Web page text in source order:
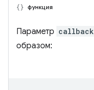
функция
Параметр callback
образом: